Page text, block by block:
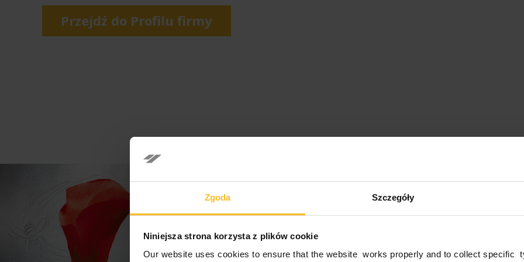
Zgoda Szczegóły
Niniejsza strona korzysta z plików cookie
Our website uses cookies to ensure that the website works properly and to collect specific
Przejdź do Profilu firmy
Istota
Kontrola całego łańcucha produkcji to
wyjątkowymi i stale zaangażowanymi w
Jest to istota naszej umiejętności działań,
modelu biznesowego, które doprowadziły